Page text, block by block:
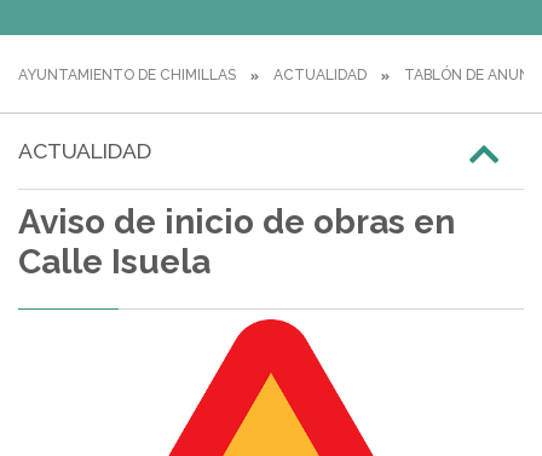
AYUNTAMIENTO DE CHIMILLAS ACTUALIDAD TABLÓN DE
ACTUALIDAD
Aviso de inicio de obras en
Calle Isuela